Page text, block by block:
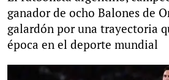
ganador de ocho Balones de
galardón por una trayectoria
época en el deporte mundial